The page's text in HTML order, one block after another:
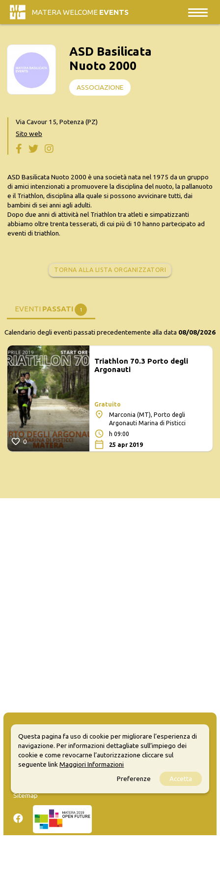
MATERA WELCOME EVENTS
ASD Basilicata
Nuoto 2000
ASSOCIAZIONE
Via Cavour 15, Potenza (PZ)
Sito web
ASD Basilicata Nuoto 2000 è una società nata nel 1975 da un gruppo
di amici intenzionati a promuovere la disciplina del nuoto, la pallanuoto
e il Triathlon, disciplina alla quale si possono avvicinare tutti, dai
bambini di sei anni agli adulti.
Dopo due anni di attività nel Triathlon tra atleti e simpatizzanti
abbiamo oltre trenta tesserati, di cui più di 10 hanno partecipato ad
eventi di triathlon.
TORNA ALLA LISTA ORGANIZZATORI
EVENTI PASSATI 1
Calendario degli eventi passati precedentemente alla data 08/08/2026
0
Triathlon 70.3 Porto degli
Argonauti
Gratuito
Marconia (MT), Porto degli
Argonauti Marina di Pisticci
h 09:00
25 apr 2019
MATERA WELCOME EVENTS
Sitemap
Questa pagina fa uso di cookie per migliorare l’esperienza di
navigazione. Per informazioni dettagliate sull’impiego dei
cookie e come revocarne l’autorizzazione cliccare sul
seguente linkMaggiori Informazioni
Preferenze
Accetta